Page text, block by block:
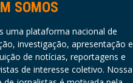
SOMOS
uma plataforma nacional de
investigação, apresentação e
de notícias, reportagens e
de interesse coletivo. Nossa